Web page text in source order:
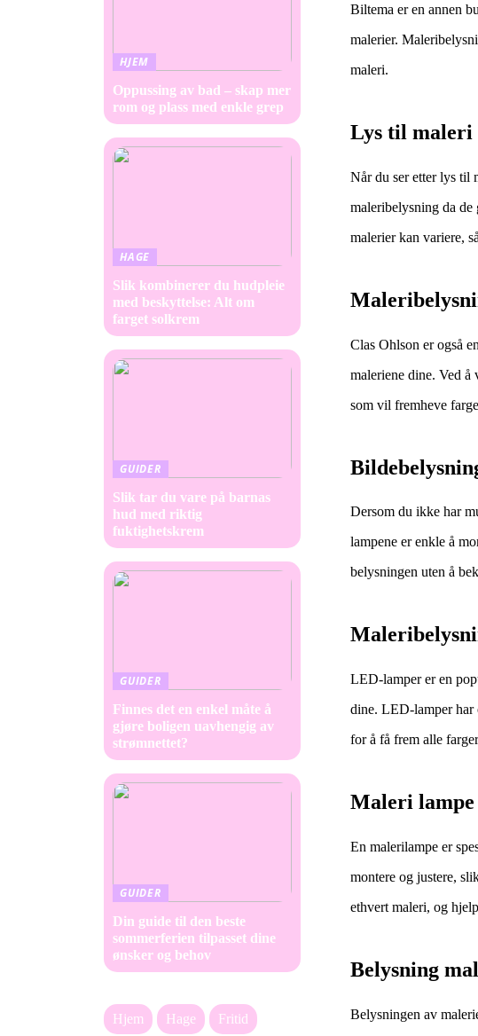
Biltema er en annen
malerier.
maleri.
Lys til maleri
Når du ser etter lys til
maleribelysning da
malerier kan variere,
Clas Ohlson er også
maleriene dine. Ved
som vil fremheve
Dersom du ikke har
lampene er enkle å
belysningen uten å
LED-lamper er en
dine. LED-lamper har
for å få frem alle
Maleri lampe
En malerilampe er
montere og justere,
ethvert maleri, og
Belysning
Belysningen av
HJEM
Oppussing av bad – skap mer
rom og plass med enkle grep
HAGE
Slik kombinerer du hudpleie
med beskyttelse: Alt om
farget solkrem
GUIDER
Slik tar du vare på barnas
hud med riktig
fuktighetskrem
GUIDER
Finnes det en enkel måte å
gjøre boligen uavhengig av
strømnettet?
GUIDER
Din guide til den beste
sommerferien tilpasset dine
ønsker og behov
Hjem Hage Fritid